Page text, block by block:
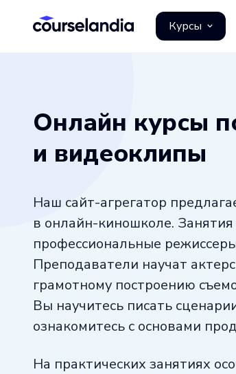
Курсы
Онлайн курсы
и видеоклипы
Наш сайт-агрегатор
в онлайн-киношколе.
профессиональные
Преподаватели научат
грамотному построению
Вы научитесь писать
ознакомитесь с основами
На практических занятиях